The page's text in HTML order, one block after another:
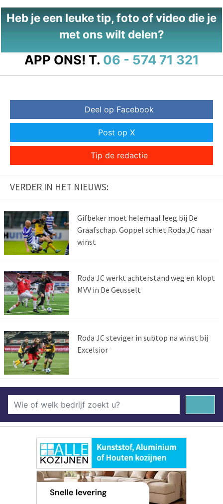
Heb je een leuke tip, foto of video die je
met ons wilt delen?
APP ONS! T. 06 - 574 71 321
Deel op Facebook
Post op X
Tip de redactie
VERDER IN HET NIEUWS:
Gifbeker moet helemaal leeg bij De
Graafschap. Goppel schiet Roda JC naar
winst
Roda JC werkt achterstand weg en klopt
MVV in De Geusselt
Roda JC steviger in subtop na winst bij
Excelsior